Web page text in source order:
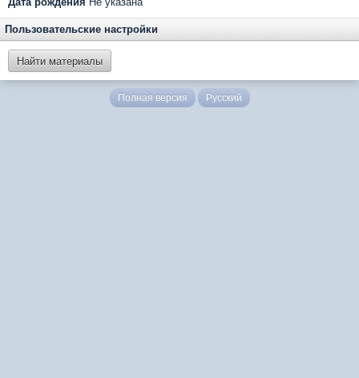
Пользовательские настройки
Найти материалы
Полная версия Русский